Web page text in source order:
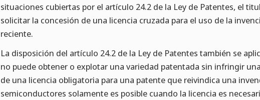
situaciones cubiertas por el artículo 24.2 de la Ley de Patentes, el
solicitar la concesión de una licencia cruzada para el uso de la
reciente.
La disposición del artículo 24.2 de la Ley de Patentes también se
no puede obtener o explotar una variedad patentada sin infringir
de una licencia obligatoria para una patente que reivindica una
semiconductores solamente es posible cuando la licencia es